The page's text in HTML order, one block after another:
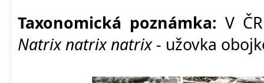
Taxonomická poznámka: V
Natrix natrix natrix- užovka